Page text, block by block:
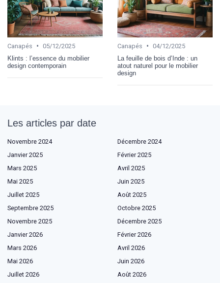
Canapés • 05/12/2025
Klints : l’essence du mobilier
design contemporain
Canapés • 04/12/2025
La feuille de bois d’Inde : un
atout naturel pour le mobilier
design
Les articles par date
Novembre 2024
Décembre 2024
Janvier 2025
Février 2025
Mars 2025
Avril 2025
Mai 2025
Juin 2025
Juillet 2025
Août 2025
Septembre 2025
Octobre 2025
Novembre 2025
Décembre 2025
Janvier 2026
Février 2026
Mars 2026
Avril 2026
Mai 2026
Juin 2026
Juillet 2026
Août 2026